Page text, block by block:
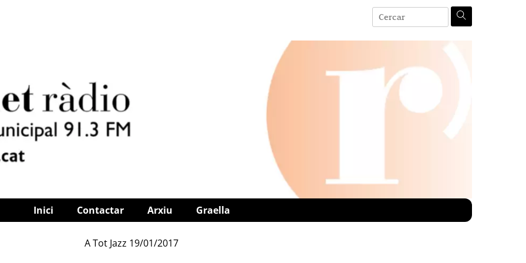
Inici Contactar Arxiu Graella
A Tot Jazz 19/01/2017